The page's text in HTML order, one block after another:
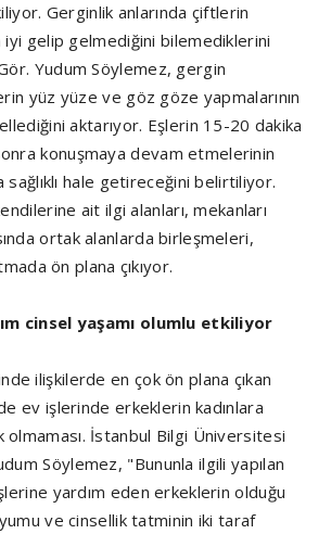
Gerginlik anlarında çiftlerin
gelip gelmediğini bilemediklerini
Yudum Söylemez, gergin
yüz yüze ve göz göze yapmalarının
aktarıyor. Eşlerin 15-20 dakika
konuşmaya devam etmelerinin
sağlıklı hale getireceğini belirtiliyor.
ait ilgi alanları, mekanları
ortak alanlarda birleşmeleri,
ön plana çıkıyor.
cinsel yaşamı olumlu etkiliyor
ilişkilerde en çok ön plana çıkan
ev işlerinde erkeklerin kadınlara
İstanbul Bilgi Üniversitesi
Söylemez, "Bununla ilgili yapılan
yardım eden erkeklerin olduğu
ve cinsellik tatminin iki taraf